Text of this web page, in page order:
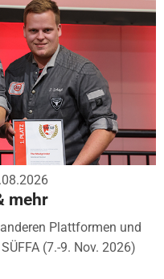
mehr
Plattformen und
(7.-9. Nov. 2026)